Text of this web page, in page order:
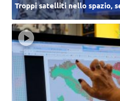
Troppi satelliti nello spazio,